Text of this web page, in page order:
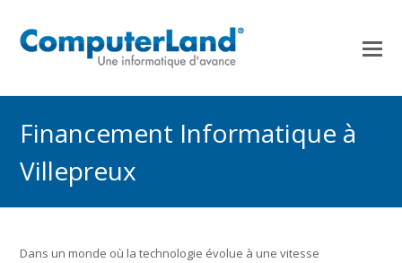
Financement Informatique à
Villepreux
Dans un monde où la technologie évolue à une vitesse